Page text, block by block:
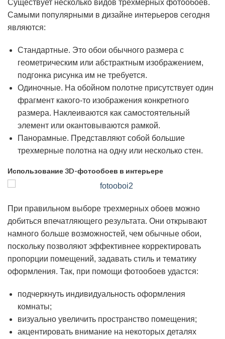
Существует несколько видов трехмерных фотообоев.
Самыми популярными в дизайне интерьеров сегодня
являются:
Стандартные. Это обои обычного размера с
геометрическим или абстрактным изображением,
подгонка рисунка им не требуется.
Одиночные. На обойном полотне присутствует один
фрагмент какого-то изображения конкретного
размера. Наклеиваются как самостоятельный
элемент или окантовываются рамкой.
Панорамные. Представляют собой большие
трехмерные полотна на одну или несколько стен.
Использование 3D-фотообоев в интерьере
При правильном выборе трехмерных обоев можно
добиться впечатляющего результата. Они открывают
намного больше возможностей, чем обычные обои,
поскольку позволяют эффективнее корректировать
пропорции помещений, задавать стиль и тематику
оформления. Так, при помощи фотообоев удастся:
подчеркнуть индивидуальность оформления
комнаты;
визуально увеличить пространство помещения;
акцентировать внимание на некоторых деталях